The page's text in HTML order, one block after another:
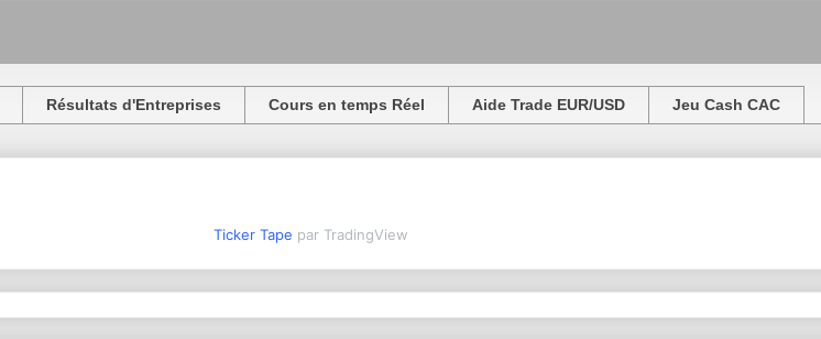
Résultats d'Entreprises Cours en temps Réel Aide Trade EUR/USD Jeu Cash CAC
Ticker Tape par TradingView